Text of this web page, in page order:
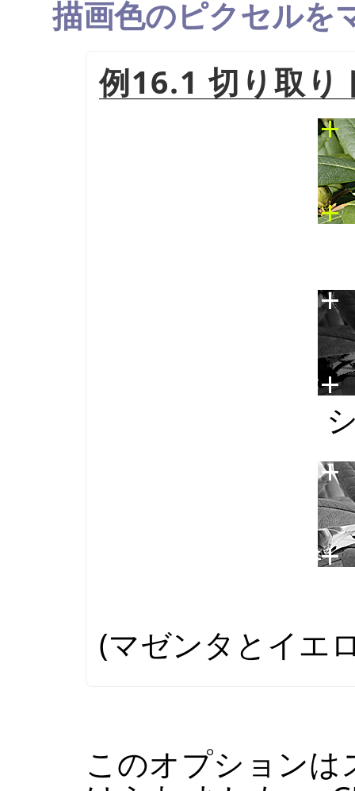
描画色のピクセルを
例16.1 切り取り
(マゼンタとイエ
このオプション